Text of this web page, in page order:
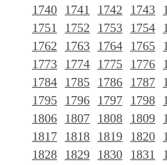
1740 1741 1742 1743
1751
1752 1753 1754
1762
1763 1764 1765
1773 1774 1775 1776
1784 1785 1786 1787
1795 1796 1797 1798
1806 1807 1808 1809
1817 1818 1819 1820
1828 1829 1830 1831